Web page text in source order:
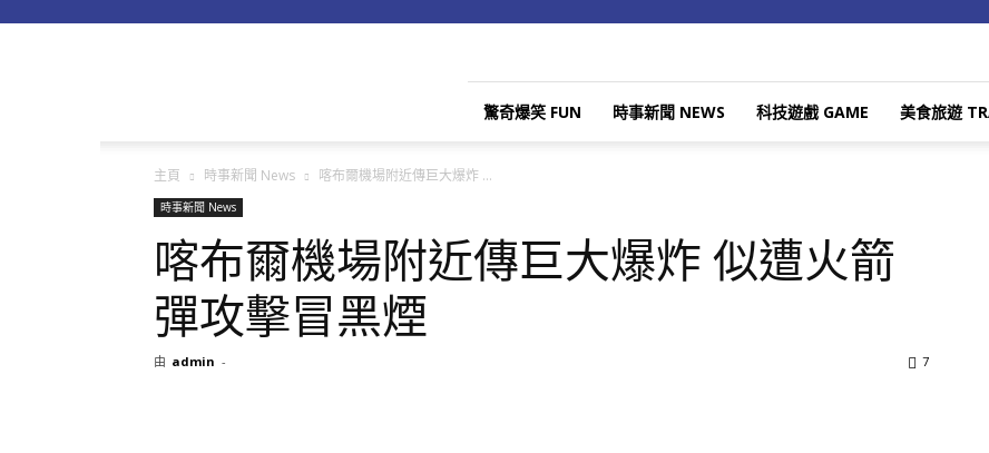
驚奇爆笑 FUN 時事新聞 NEWS 科技遊戲 GAME 美食旅遊
主頁 時事新聞 News 喀布爾機場附近傳巨大爆炸 ...
時事新聞 News
喀布爾機場附近傳巨大爆炸 似遭火箭
彈攻擊冒黑煙
由 admin - 7